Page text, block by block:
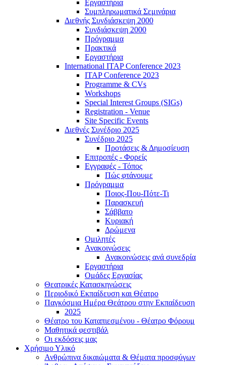
Εργαστήρια
Συμπληρωματικά Σεμινάρια
Διεθνής Συνδιάσκεψη 2000
Συνδιάσκεψη 2000
Πρόγραμμα
Πρακτικά
Εργαστήρια
International ITAP Conference 2023
ITAP Conference 2023
Programme & CVs
Workshops
Special Interest Groups (SIGs)
Registration - Venue
Site Specific Events
Διεθνές Συνέδριο 2025
Συνέδριο 2025
Προτάσεις & Δημοσίευση
Επιτροπές - Φορείς
Εγγραφές - Τόπος
Πώς φτάνουμε
Πρόγραμμα
Ποιος-Που-Πότε-Τι
Παρασκευή
Σάββατο
Κυριακή
Δρώμενα
Ομιλητές
Ανακοινώσεις
Ανακοινώσεις ανά συνεδρία
Εργαστήρια
Ομάδες Εργασίας
Θεατρικές Κατασκηνώσεις
Περιοδικό Εκπαίδευση και Θέατρο
Παγκόσμια Ημέρα Θεάτρου στην Εκπαίδευση
2025
Θέατρο του Καταπιεσμένου - Θέατρο Φόρουμ
Μαθητικά φεστιβάλ
Οι εκδόσεις μας
Χρήσιμο Υλικό
Ανθρώπινα δικαιώματα & Θέματα προσφύγων